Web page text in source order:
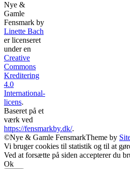
Nye &
Gamle
Fensmark by
Linette Bach
er licenseret
under en
Creative
Commons
Kreditering
4.0
International-
licens.
Baseret på et
værk ved
https://fensmarkby.dk/.
©Nye & Gamle FensmarkTheme by
Vi bruger cookies til statistik og til at
Ved at forsætte på siden accepterer du
Ok